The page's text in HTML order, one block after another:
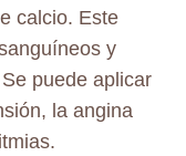
calcio. Este
y
puede aplicar
la angina